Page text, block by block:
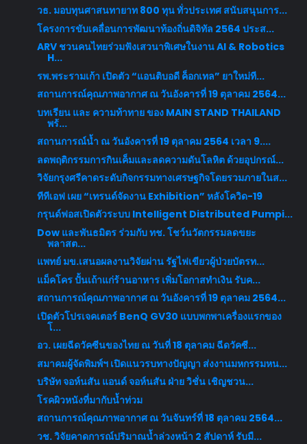
วธ. มอบทุนศาสนทายาท 800 ทุน ทั่วประเทศ สนับสนุนการ...
โครงการขับเคลื่อนการพัฒนาท้องถิ่นดิจิทัล 2564 ประส...
ARV ชวนคนไทยร่วมฟังเสวนาพิเศษในงาน AI & Robotics
H...
รพ.พระรามเก้า เปิดตัว “แอนติบอดี ค็อกเทล” ยาใหม่ที...
สถานการณ์คุณภาพอากาศ ณ วันอังคารที่ 19 ตุลาคม 2564...
บทเรียน และ ความท้าทาย ของ MAIN STAND THAILAND
พร้...
สถานการณ์น้ำ ณ วันอังคารที่ 19 ตุลาคม 2564 เวลา 9....
ลดพฤติกรรมการกินเค็มและลดความดันโลหิต ด้วยอุปกรณ์...
วิจัยกรุงศรีคาดระดับกิจกรรมทางเศรษฐกิจโดยรวมภายในส...
ทีทีเอฟ เผย “เทรนด์จัดงาน Exhibition” หลังโควิด-19
กรุนด์ฟอสเปิดตัวระบบ Intelligent Distributed Pumpi...
Dow และพันธมิตร ร่วมกับ ทช. โชว์นวัตกรรมลดขยะ
พลาสต...
แพทย์ มข.เสนอผลงานวิจัยผ่าน รัฐไฟเขียวผู้ป่วยบัตรท...
แม็คโคร ปั้นเถ้าแก่ร้านอาหาร เพิ่มโอกาสทำเงิน รับค...
สถานการณ์คุณภาพอากาศ ณ วันอังคารที่ 19 ตุลาคม 2564...
เปิดตัวโปรเจคเตอร์ BenQ GV30 แบบพกพาเครื่องแรกของ
โ...
อว. เผยฉีดวัคซีนของไทย ณ วันที่ 18 ตุลาคม ฉีดวัคซี...
สมาคมผู้จัดพิมพ์ฯ เปิดแนวรบทางปัญญา ส่งงานมหกรรมหน...
บริษัท จอห์นสัน แอนด์ จอห์นสัน ฝ่าย วิชั่น เชิญชวน...
โรคผิวหนังที่มากับน้ำท่วม
สถานการณ์คุณภาพอากาศ ณ วันจันทร์ที่ 18 ตุลาคม 2564...
วช. วิจัยคาดการณ์ปริมาณน้ำล่วงหน้า 2 สัปดาห์ รับมื...